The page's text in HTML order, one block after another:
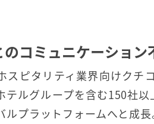
コミュニケーション
スピタリティ業界向けク
テルグループを含む150社
ルプラットフォームへと成